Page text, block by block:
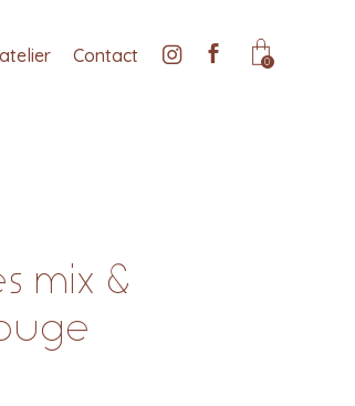
Contact 0
mix &